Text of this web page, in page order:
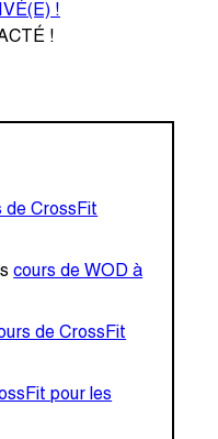
!
!
de CrossFit
cours de WOD à
de CrossFit
pour les